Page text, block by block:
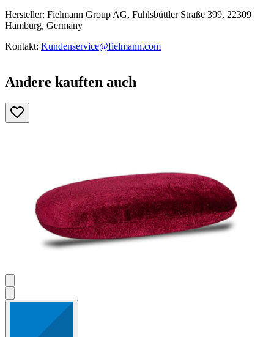
Hersteller: Fielmann Group AG, Fuhlsbüttler Straße 399, 22309
Hamburg, Germany
Kontakt: Kundenservice@fielmann.com
Andere kauften auch